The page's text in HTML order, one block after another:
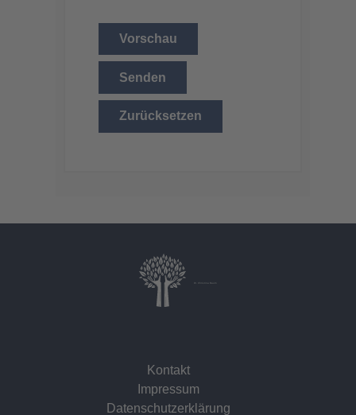
Vorschau
Senden
Zurücksetzen
Kontakt
Impressum
Datenschutzerklärung